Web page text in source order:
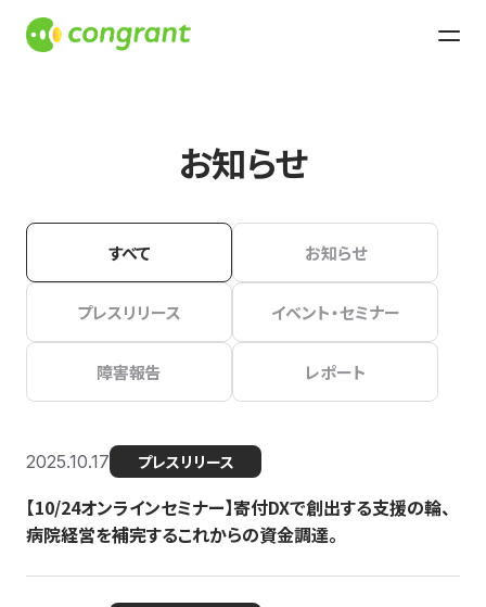
お知らせ
すべて お知らせ
プレスリリース イベント・セミナー
障害報告 レポート
2025.10.17 プレスリリース
【10/24オンラインセミナー】寄付DXで創出する支援の輪、
病院経営を補完するこれからの資金調達。